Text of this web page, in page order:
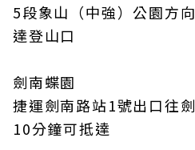
5段象山（中強）公園方
達登山口
劍南蝶園
捷運劍南路站1號出口往
10分鐘可抵達